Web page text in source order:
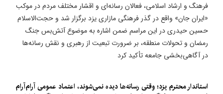
فرهنگ و ارشاد اسلامی، فعالان رسانه‌ای و اقشار مختلف مردم در موکب
«ایران جان» واقع در گذر فرهنگی مازاری یزد برگزار شد و حجت‌الاسلام
حسین حیدری در این مراسم ضمن اشاره به موضوع آتش‌بس جنگ
رمضان و تحولات منطقه، بر ضرورت تبعیت از رهبری و نقش رسانه‌ها
در آگاهی‌بخشی جامعه تأکید کرد
استاندار محترم یزد؛ وقتی رسانه‌ها دیده نمی‌شوند، اعتماد عمومی آرام‌آرام